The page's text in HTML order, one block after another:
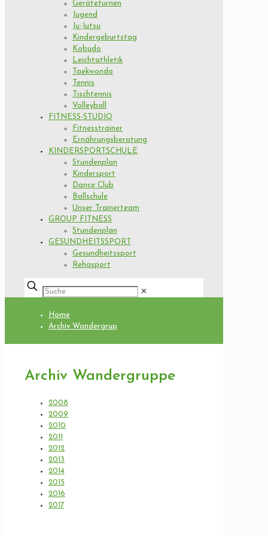
Geräteturnen
Jugend
Ju-Jutsu
Kindergeburtstag
Kobudo
Leichtathletik
Taekwondo
Tennis
Tischtennis
Volleyball
FITNESS-STUDIO
Fitnesstrainer
Ernährungsberatung
KINDERSPORTSCHULE
Stundenplan
Kindersport
Dance Club
Ballschule
Unser Trainerteam
GROUP FITNESS
Stundenplan
GESUNDHEITSSPORT
Gesundheitssport
Rehasport
✕
Home
Archiv Wandergrup
Archiv Wandergruppe
2008
2009
2010
2011
2012
2013
2014
2015
2016
2017